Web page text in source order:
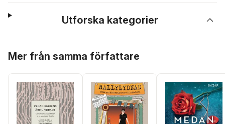
Utforska kategorier
Mer från samma författare